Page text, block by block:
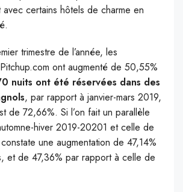
avec certains hôtels de charme en
trimestre de l’année, les
ont augmenté de 50,55%
nuits ont été réservées dans des
, par rapport à janvier-mars 2019,
de 72,66%. Si l’on fait un parallèle
hiver 2019-20201 et celle de
une augmentation de 47,14%
et de 47,36% par rapport à celle de